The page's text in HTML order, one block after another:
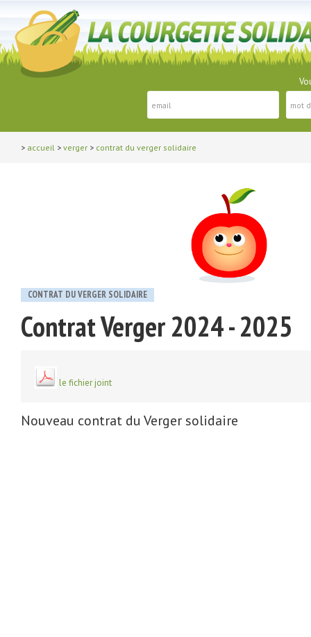
> accueil > verger > contrat du verger solidaire
CONTRAT DU VERGER SOLIDAIRE
Contrat Verger 2024 - 2025
le fichier joint
Nouveau contrat du Verger solidaire